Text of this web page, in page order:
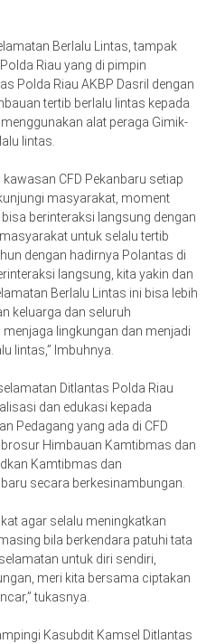
Berlalu Lintas, tampak
Riau yang di pimpin
Polda Riau AKBP Dasril dengan
tertib berlalu lintas kepada
alat peraga Gimik-
lintas.
CFD Pekanbaru setiap
masyarakat, moment
berinteraksi langsung dengan
untuk selalu tertib
dengan hadirnya Polantas di
langsung, kita yakin dan
Berlalu Lintas ini bisa lebih
keluarga dan seluruh
lingkungan dan menjadi
lintas,” Imbuhnya.
Ditlantas Polda Riau
dan edukasi kepada
Pedagang yang ada di CFD
Himbauan Kamtibmas dan
Kamtibmas dan
secara berkesinambungan.
agar selalu meningkatkan
bila berkendara patuhi tata
untuk diri sendiri,
meri kita bersama ciptakan
tukasnya.
Kasubdit Kamsel Ditlantas